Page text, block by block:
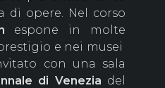
di opere. Nel corso
espone in molte
e nei musei
con una sala
di Venezia del